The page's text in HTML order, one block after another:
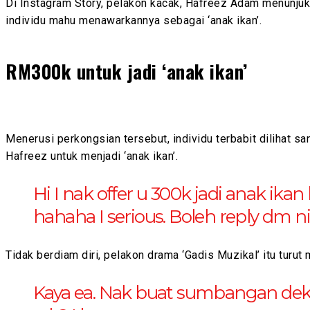
Di Instagram Story, pelakon kacak, Hafreez Adam
individu mahu menawarkannya sebagai ‘anak ikan’.
RM300k untuk jadi ‘anak ikan’
Menerusi perkongsian tersebut, individu terbabit dilihat
Hafreez untuk menjadi ‘anak ikan’.
Hi I nak offer u 300k jadi anak
hahaha I serious. Boleh reply dm
Tidak berdiam diri, pelakon drama ‘Gadis Muzikal’ itu
Kaya ea. Nak buat sumbangan